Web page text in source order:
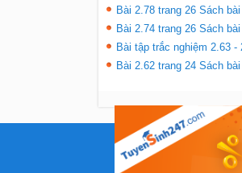
Bài 2.78 trang 26 Sách
Bài 2.74 trang 26 Sách
Bài tập trắc nghiệm 2.63
Bài 2.62 trang 24 Sách